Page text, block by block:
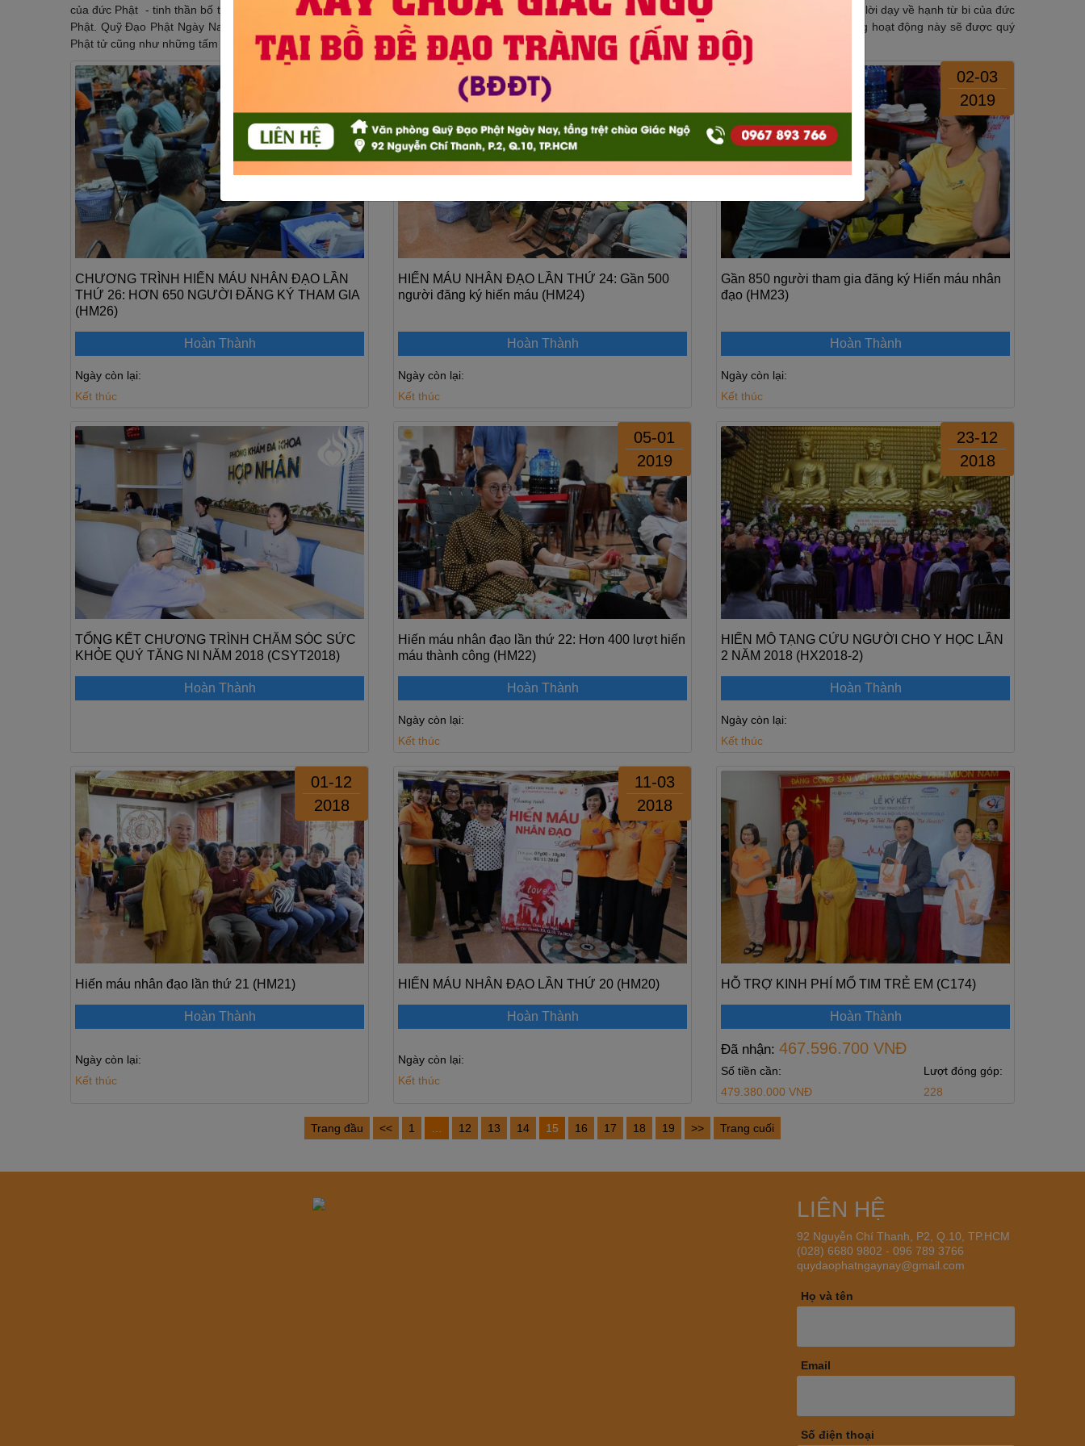
của đức Phật - tinh thần bố thí Ba-la- mật. Tham gia vào các hoạt động này là một việc làm hết sức cao cả, thể hiện tấm lòng nhân ái, vị tha, thấm nhuần lời dạy về hạnh từ bi của đức
Phật. Quỹ Đạo Phật Ngày Nay hi vọng rằng, hoạt động hỗ trợ y tế sẽ là dịp để quý Phật tử phát huy tinh thần nhân đạo - chia sẻ yêu thương! Mong rằng hoạt động này sẽ được quý
Phật tử cũng như những tấm lòng hảo tâm hưởng ứng mạnh mẽ.
CHƯƠNG TRÌNH HIẾN MÁU NHÂN ĐẠO LẦN
THỨ 26: HƠN 650 NGƯỜI ĐĂNG KÝ THAM GIA
(HM26)
Hoàn Thành
Ngày còn lại:
Kết thúc
HIẾN MÁU NHÂN ĐẠO LẦN THỨ 24: Gần 500
người đăng ký hiến máu (HM24)
Hoàn Thành
Ngày còn lại:
Kết thúc
02-03
2019
Gần 850 người tham gia đăng ký Hiến máu nhân
đạo (HM23)
Hoàn Thành
Ngày còn lại:
Kết thúc
TỔNG KẾT CHƯƠNG TRÌNH CHĂM SÓC SỨC
KHỎE QUÝ TĂNG NI NĂM 2018 (CSYT2018)
Hoàn Thành
05-01
2019
Hiến máu nhân đạo lần thứ 22: Hơn 400 lượt hiến
máu thành công (HM22)
Hoàn Thành
Ngày còn lại:
Kết thúc
23-12
2018
HIẾN MÔ TẠNG CỨU NGƯỜI CHO Y HỌC LẦN
2 NĂM 2018 (HX2018-2)
Hoàn Thành
Ngày còn lại:
Kết thúc
01-12
2018
Hiến máu nhân đạo lần thứ 21 (HM21)
Hoàn Thành
Ngày còn lại:
Kết thúc
11-03
2018
HIẾN MÁU NHÂN ĐẠO LẦN THỨ 20 (HM20)
Hoàn Thành
Ngày còn lại:
Kết thúc
HỖ TRỢ KINH PHÍ MỔ TIM TRẺ EM (C174)
Hoàn Thành
Đã nhận: 467.596.700 VNĐ
Số tiền cần:
479.380.000 VNĐ
Lượt đóng góp:
228
Trang đầu << 1 12 13 14 15 16 17 18 19 >> Trang cuối
LIÊN HỆ
92 Nguyễn Chí Thanh, P2, Q.10, TP.HCM
(028) 6680 9802 - 096 789 3766
quydaophatngaynay@gmail.com
Họ và tên
Email
Số điện thoại